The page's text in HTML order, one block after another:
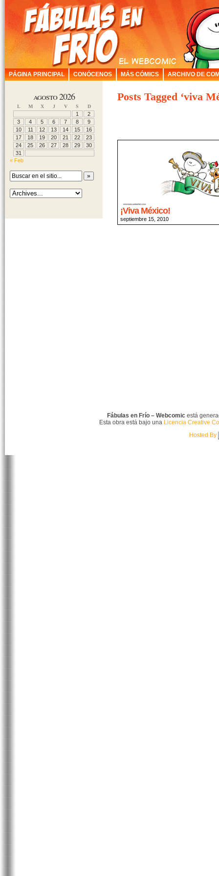
PÁGINA PRINCIPAL CONÓCENOS MÁS CÓMICS ARCHIVO DE
agosto 2026
L M X J V S D
1
2
3
4 5 6 7 8
9
10
11 12 13 14 15
16
17
18 19 20 21 22
23
24
25 26 27 28 29
30
31
« Feb
Posts Tagged ‘viva
¡Viva México!
septiembre 15, 2010
Fábulas en Frío – Webcomicestá
Esta obra está bajo una Licencia Creative
Hosted By